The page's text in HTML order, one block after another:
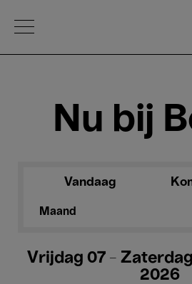
Open Menu
Nu bij
Vandaag
Maand
Vrijdag 07 -
2026